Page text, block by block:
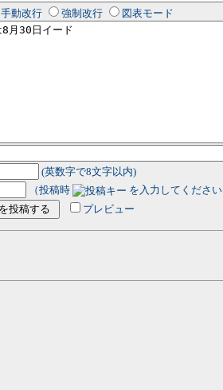
手動改行 強制改行 図表モード
(英数字で8文字以内)
（投稿時
を入力してください
プレビュー